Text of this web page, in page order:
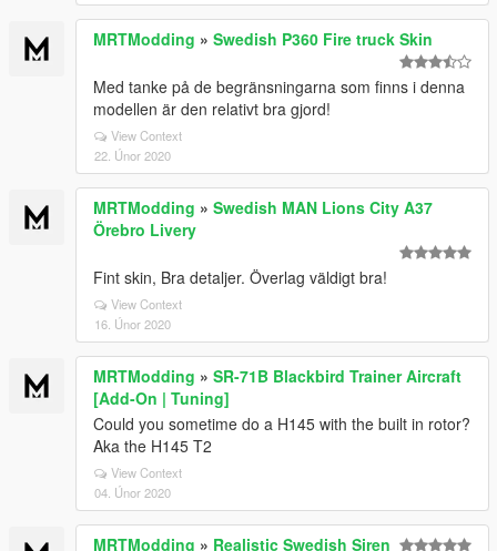
MRTModding » Swedish P360 Fire truck Skin
Med tanke på de begränsningarna som finns i denna
modellen är den relativt bra gjord!
View Context
22. Únor 2020
MRTModding » Swedish MAN Lions City A37
Örebro Livery
Fint skin, Bra detaljer. Överlag väldigt bra!
View Context
16. Únor 2020
MRTModding » SR-71B Blackbird Trainer Aircraft
[Add-On | Tuning]
Could you sometime do a H145 with the built in rotor?
Aka the H145 T2
View Context
04. Únor 2020
MRTModding » Realistic Swedish Siren